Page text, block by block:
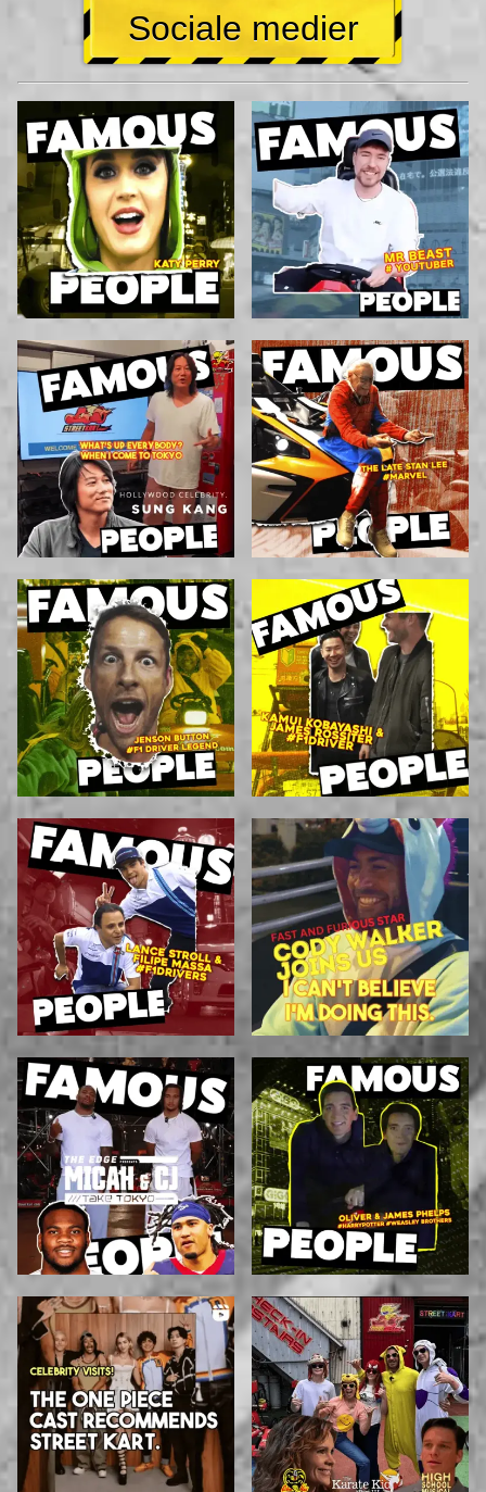
Sociale medier